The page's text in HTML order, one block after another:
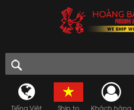
Tiếng Việt Ship to Khách hàng